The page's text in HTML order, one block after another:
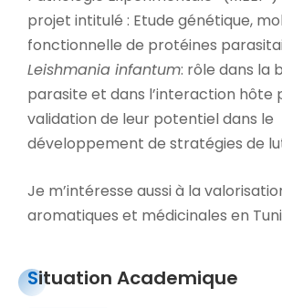
projet intitulé : Etude génétique,
fonctionnelle de protéines
Leishmania infantum: rôle dans la
parasite et dans l’interaction hôte
validation de leur potentiel dans le
développement de stratégies de
Je m’intéresse aussi à la
aromatiques et médicinales en
Situation Academique